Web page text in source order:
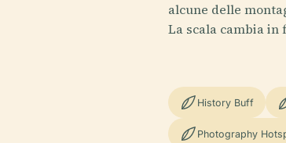
alcune delle
La scala cambia in
History Buff
Photography